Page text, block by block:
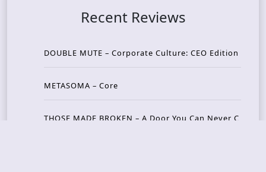
Recent Reviews
DOUBLE MUTE – Corporate Culture: CEO Edition
METASOMA – Core
THOSE MADE BROKEN – A Door You Can Never C